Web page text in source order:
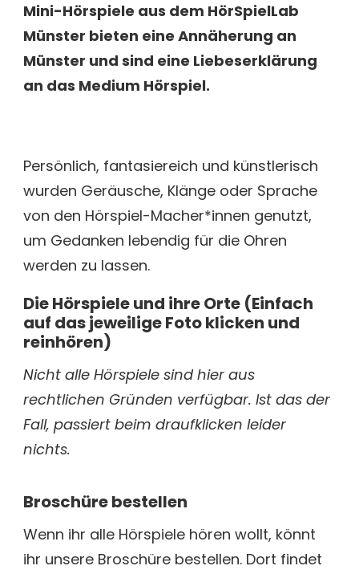
Mini-Hörspiele aus dem HörSpielLab
Münster bieten eine Annäherung an
Münster und sind eine Liebeserklärung
an das Medium Hörspiel.
Persönlich, fantasiereich und künstlerisch
wurden Geräusche, Klänge oder Sprache
von den Hörspiel-Macher*innen genutzt,
um Gedanken lebendig für die Ohren
werden zu lassen.
Die Hörspiele und ihre Orte (Einfach
auf das jeweilige Foto klicken und
reinhören)
Nicht alle Hörspiele sind hier aus
rechtlichen Gründen verfügbar. Ist das der
Fall, passiert beim draufklicken leider
nichts.
Broschüre bestellen
Wenn ihr alle Hörspiele hören wollt, könnt
ihr unsere Broschüre bestellen. Dort findet